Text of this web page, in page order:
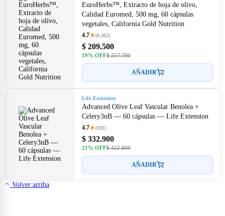
EuroHerbs™, Extracto de hoja de olivo,
Calidad Euromed, 500 mg, 60 cápsulas
vegetales, California Gold Nutrition
4.7 (8.362)
$ 209.500
19% OFF$ 257.700
AÑADIR
Life Extension
Advanced Olive Leaf Vascular Benolea +
Celery3nB — 60 cápsulas — Life Extension
4.7 (592)
$ 332.900
21% OFF$ 422.800
AÑADIR
Volver arriba